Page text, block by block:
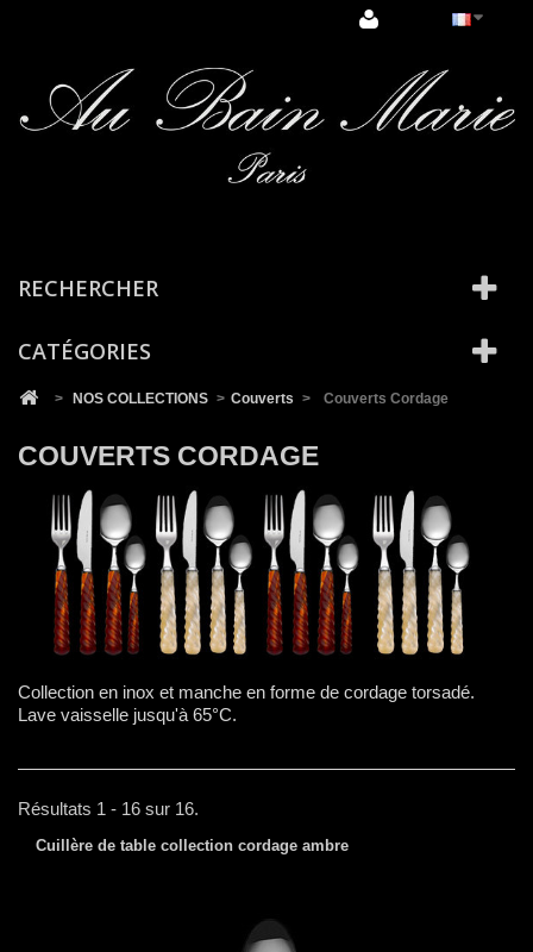
RECHERCHER
CATÉGORIES
> NOS COLLECTIONS > Couverts > Couverts Cordage
COUVERTS CORDAGE
Collection en inox et manche en forme de cordage torsadé.
Lave vaisselle jusqu'à 65°C.
Résultats 1 - 16 sur 16.
Cuillère de table collection cordage ambre